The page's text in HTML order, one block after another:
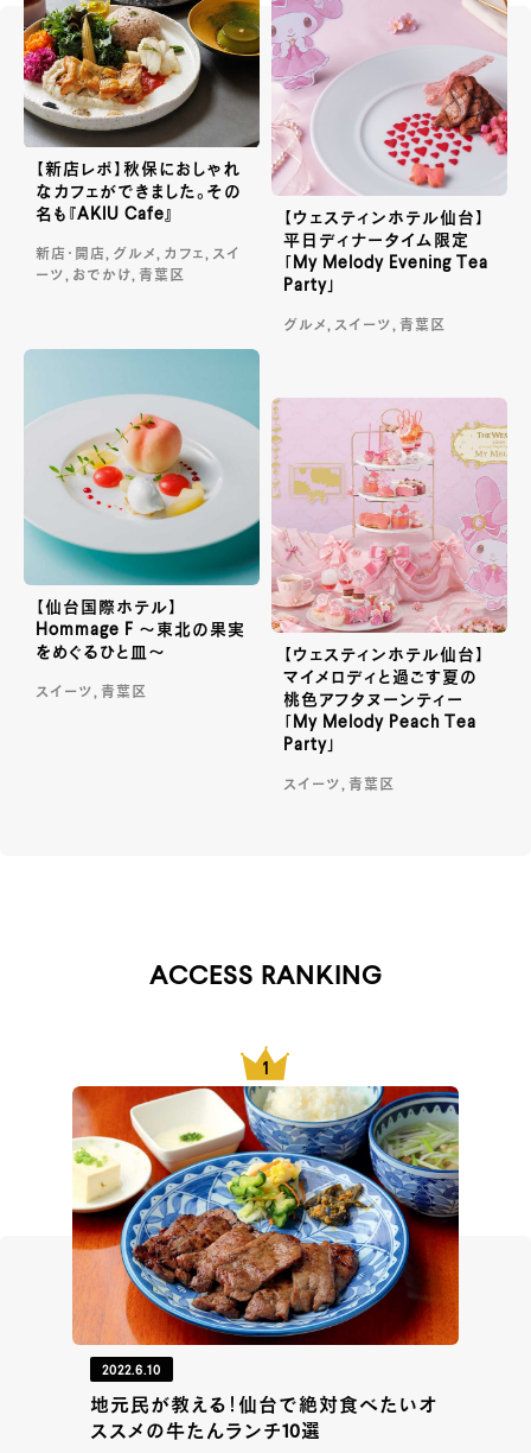
【新店レポ】秋保におしゃれ
なカフェができました。その
名も『AKIU Cafe』
新店・開店, グルメ, カフェ, スイ
ーツ, おでかけ, 青葉区
【ウェスティンホテル仙台】
平日ディナータイム限定
「My Melody Evening Tea
Party」
グルメ, スイーツ, 青葉区
【仙台国際ホテル】
Hommage F ～東北の果実
をめぐるひと皿～
スイーツ, 青葉区
【ウェスティンホテル仙台】
マイメロディと過ごす夏の
桃色アフタヌーンティー
「My Melody Peach Tea
Party」
スイーツ, 青葉区
ACCESS RANKING
2022.6.10
地元民が教える！仙台で絶対食べたいオ
ススメの牛たんランチ10選